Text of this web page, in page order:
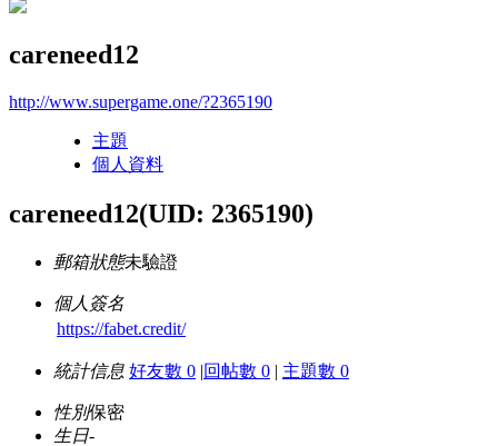
careneed12
http://www.supergame.one/?2365190
主題
個人資料
careneed12(UID: 2365190)
郵箱狀態未驗證
個人簽名
https://fabet.credit/
統計信息 好友數 0 |回帖數 0 | 主題數 0
性別保密
生日-